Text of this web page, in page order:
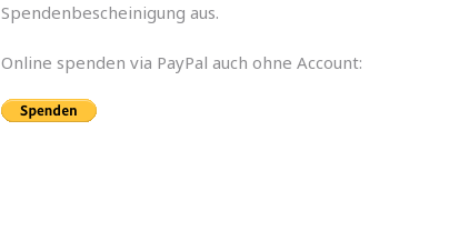
Spendenbescheinigung aus.
Online spen­den via PayPal auch ohne Account: